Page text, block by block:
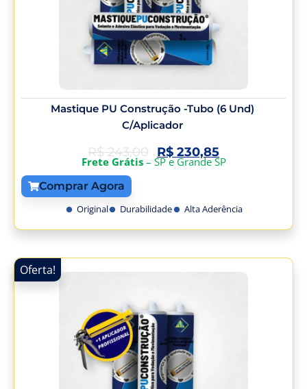
Mastique PU Construção -Tubo (6 Und)
C/Aplicador
R$243,00 R$ 230,85
Frete Grátis– SP e Grande SP
Comprar Agora
Original Durabilidade Alta Aderência
Oferta!